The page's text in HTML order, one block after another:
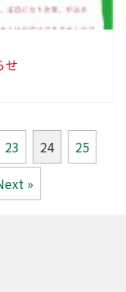
せ
23 24
25
»